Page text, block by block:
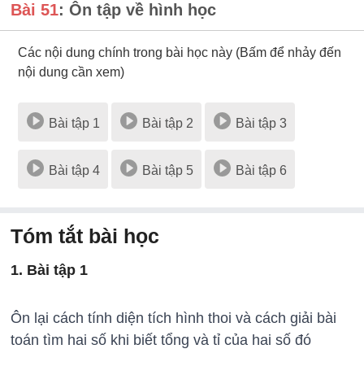
Bài 51: Ôn tập về hình học
Các nội dung chính trong bài học này (Bấm để nhảy đến
nội dung cần xem)
Bài tập 1 Bài tập 2 Bài tập 3
Bài tập 4 Bài tập 5 Bài tập 6
Tóm tắt bài học
1. Bài tập 1
Ôn lại cách tính diện tích hình thoi và cách giải bài
toán tìm hai số khi biết tổng và tỉ của hai số đó